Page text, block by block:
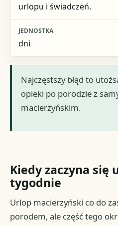
urlopu i świadczeń.
dni
Najczęstszy błąd to
opieki po porodzie z
macierzyńskim.
Kiedy zaczyna się
tygodnie
Urlop macierzyński co do
porodem, ale część tego